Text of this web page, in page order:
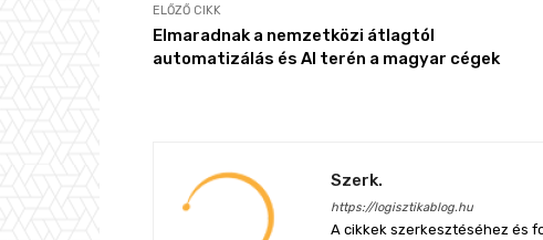
ELŐZŐ CIKK
Elmaradnak a nemzetközi átlagtól
automatizálás és AI terén a magyar cégek
Szerk.
https://logisztikablog.hu
A cikkek szerkesztéséhez és